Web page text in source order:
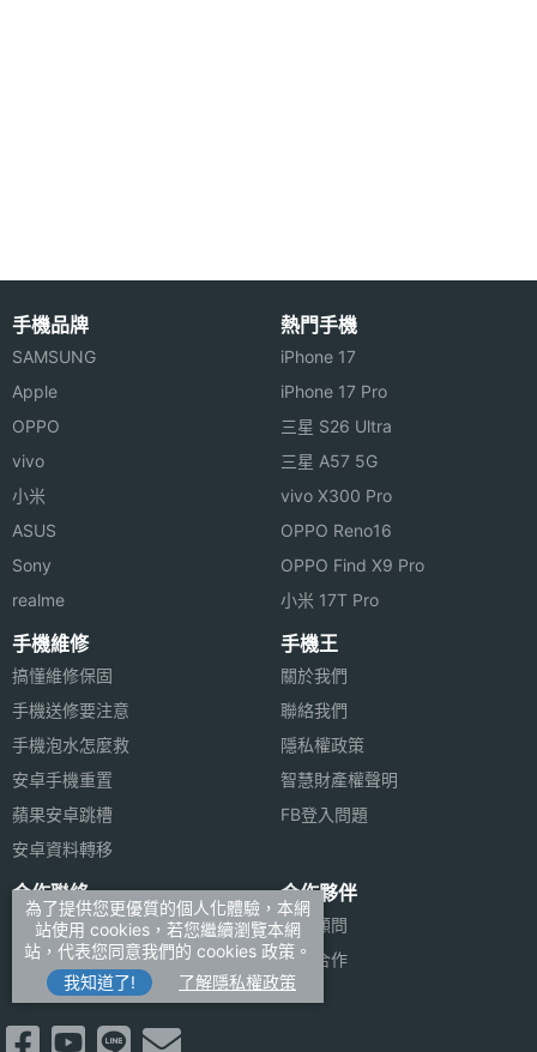
手機品牌
SAMSUNG
Apple
OPPO
vivo
小米
ASUS
Sony
realme
熱門手機
iPhone 17
iPhone 17 Pro
三星 S26 Ultra
三星 A57 5G
vivo X300 Pro
OPPO Reno16
OPPO Find X9 Pro
小米 17T Pro
手機維修
搞懂維修保固
手機送修要注意
手機泡水怎麼救
安卓手機重置
蘋果安卓跳槽
安卓資料轉移
手機王
關於我們
聯絡我們
隱私權政策
智慧財產權聲明
FB登入問題
合作聯絡
廣告刊登
加入商店報價
新聞聯絡
合作夥伴
法律顧問
媒體合作
為了提供您更優質的個人化體驗，本網
站使用 cookies，若您繼續瀏覽本網
站，代表您同意我們的 cookies 政策。
我知道了!
了解隱私權政策